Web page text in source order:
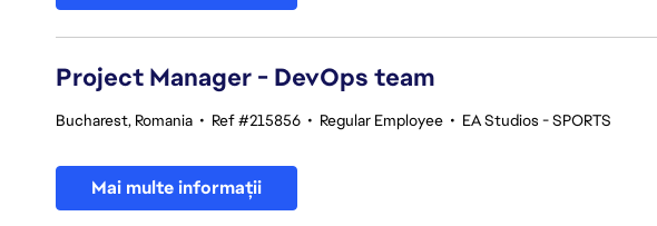
Project Manager - DevOps team
Bucharest, Romania • Ref #215856 • Regular Employee • EA Studios - SPORTS
Mai multe informații